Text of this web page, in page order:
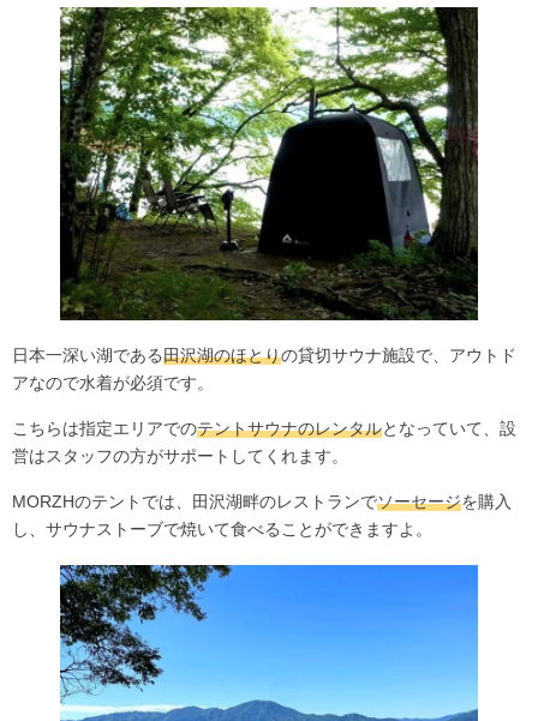
日本一深い湖である田沢湖のほとりの貸切サウナ施設で、アウトド
アなので水着が必須です。
こちらは指定エリアでのテントサウナのレンタルとなっていて、設
営はスタッフの方がサポートしてくれます。
MORZHのテントでは、田沢湖畔のレストランでソーセージを購入
し、サウナストーブで焼いて食べることができますよ。